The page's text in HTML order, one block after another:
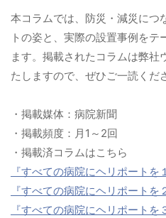
本コラムでは、防災・減災につ
トの姿と、実際の設置事例をテ
ます。掲載されたコラムは弊社
たしますので、ぜひご一読くだ
・掲載媒体：病院新聞
・掲載頻度：月1～2回
・掲載済コラムはこちら
『すべての病院にヘリポートを
『すべての病院にヘリポートを
『すべての病院にヘリポートを